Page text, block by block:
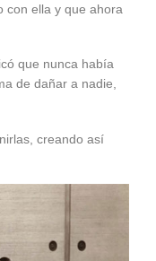
con ella y que ahora
que nunca había
de dañar a nadie,
creando así